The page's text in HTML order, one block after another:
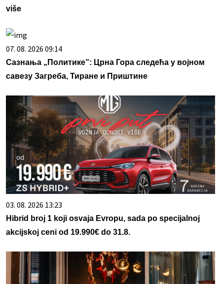
više
07. 08. 2026 09:14
Сазнања „Политике”: Црна Гора следећа у војном
савезу Загреба, Тиране и Приштине
03. 08. 2026 13:23
Hibrid broj 1 koji osvaja Evropu, sada po specijalnoj
akcijskoj ceni od 19.990€ do 31.8.